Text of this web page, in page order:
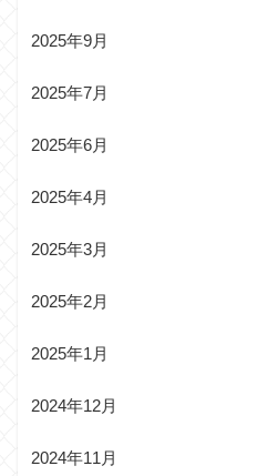
2025年9月
2025年7月
2025年6月
2025年4月
2025年3月
2025年2月
2025年1月
2024年12月
2024年11月